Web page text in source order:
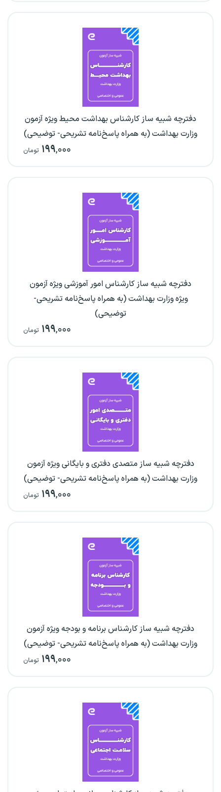
دفترچه شبیه ساز کارشناس بهداشت محیط ویژه آزمون
وزارت بهداشت (به همراه پاسخ‌نامه تشریحی- توضیحی)
۱۹۹,۰۰۰ تومان
دفترچه شبیه ساز کارشناس امور آموزشی ویژه آزمون
ویژه وزارت بهداشت (به همراه پاسخ‌نامه تشریحی-
توضیحی)
۱۹۹,۰۰۰ تومان
دفترچه شبیه ساز متصدی دفتری و بایگانی ویژه آزمون
وزارت بهداشت (به همراه پاسخ‌نامه تشریحی- توضیحی)
۱۹۹,۰۰۰ تومان
دفترچه شبیه ساز کارشناس برنامه و بودجه ویژه آزمون
وزارت بهداشت (به همراه پاسخ‌نامه تشریحی- توضیحی)
۱۹۹,۰۰۰ تومان